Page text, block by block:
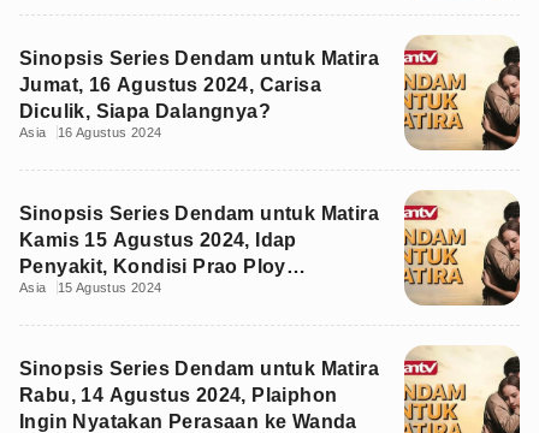
Sinopsis Series Dendam untuk Matira
Jumat, 16 Agustus 2024, Carisa
Diculik, Siapa Dalangnya?
Asia 16 Agustus 2024
Sinopsis Series Dendam untuk Matira
Kamis 15 Agustus 2024, Idap
Penyakit, Kondisi Prao Ploy
Memburuk
Asia 15 Agustus 2024
Sinopsis Series Dendam untuk Matira
Rabu, 14 Agustus 2024, Plaiphon
Ingin Nyatakan Perasaan ke Wanda